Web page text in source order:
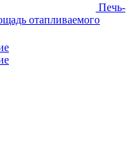
Печь-
отапливаемого